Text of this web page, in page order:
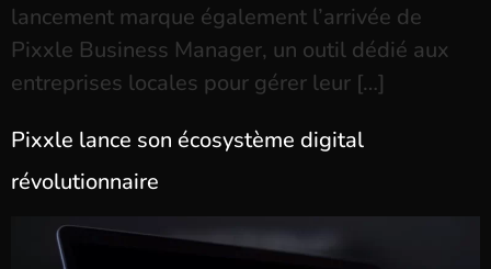
lancement marque également l’arrivée de
Pixxle Business Manager, un outil dédié aux
entreprises locales pour gérer leur […]
Pixxle lance son écosystème digital
révolutionnaire